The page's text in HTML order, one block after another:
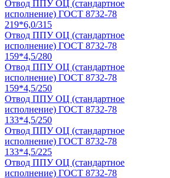
Отвод ППУ ОЦ (стандартное
исполнение) ГОСТ 8732-78
219*6,0/315
Отвод ППУ ОЦ (стандартное
исполнение) ГОСТ 8732-78
159*4,5/280
Отвод ППУ ОЦ (стандартное
исполнение) ГОСТ 8732-78
159*4,5/250
Отвод ППУ ОЦ (стандартное
исполнение) ГОСТ 8732-78
133*4,5/250
Отвод ППУ ОЦ (стандартное
исполнение) ГОСТ 8732-78
133*4,5/225
Отвод ППУ ОЦ (стандартное
исполнение) ГОСТ 8732-78